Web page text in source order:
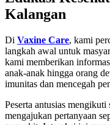
Kalangan
Di Vaxine Care, kami
langkah awal untuk
kami memberikan
anak-anak hingga orang
imunitas dan mencegah
Peserta antusias
mengajukan pertanyaan